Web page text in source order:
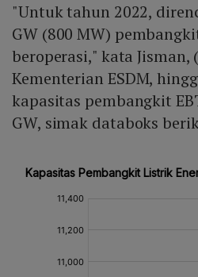
"Untuk tahun 2022,
GW (800 MW)
beroperasi," kata
Kementerian ESDM,
kapasitas pembangkit
GW, simak databoks